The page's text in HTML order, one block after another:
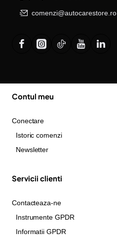
comenzi@autocarestore.ro
Contul meu
Conectare
Istoric comenzi
Newsletter
Servicii clienti
Contacteaza-ne
Instrumente GPDR
Informatii GPDR